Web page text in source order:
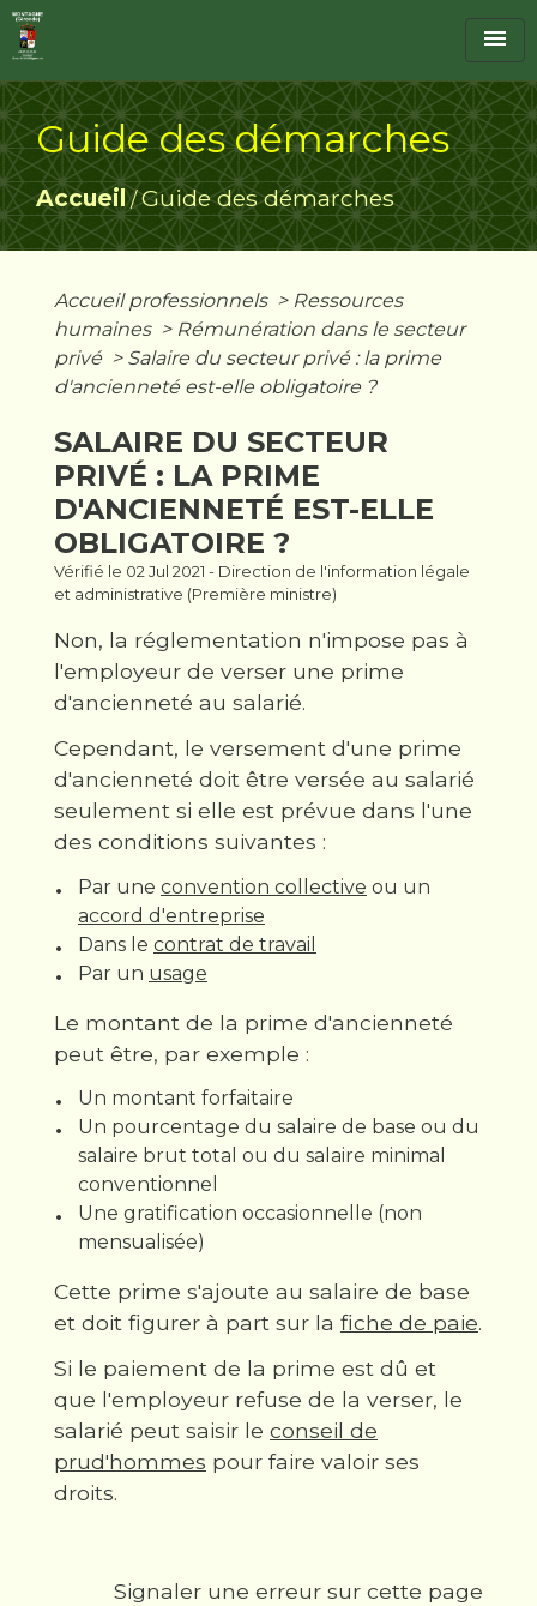
menu
Guide des démarches
Accueil/Guide des démarches
Accueil professionnels > Ressources
humaines > Rémunération dans le secteur
privé > Salaire du secteur privé : la prime
d'ancienneté est-elle obligatoire ?
SALAIRE DU SECTEUR
PRIVÉ : LA PRIME
D'ANCIENNETÉ EST-ELLE
OBLIGATOIRE ?
Vérifié le 02 Jul 2021 - Direction de l'information légale
et administrative (Première ministre)
Non, la réglementation n'impose pas à
l'employeur de verser une prime
d'ancienneté au salarié.
Cependant, le versement d'une prime
d'ancienneté doit être versée au salarié
seulement si elle est prévue dans l'une
des conditions suivantes :
Par une convention collective ou un
accord d'entreprise
Dans le contrat de travail
Par un usage
Le montant de la prime d'ancienneté
peut être, par exemple :
Un montant forfaitaire
Un pourcentage du salaire de base ou du
salaire brut total ou du salaire minimal
conventionnel
Une gratification occasionnelle (non
mensualisée)
Cette prime s'ajoute au salaire de base
et doit figurer à part sur la fiche de paie.
Si le paiement de la prime est dû et
que l'employeur refuse de la verser, le
salarié peut saisir le conseil de
prud'hommes pour faire valoir ses
droits.
Signaler une erreur sur cette page